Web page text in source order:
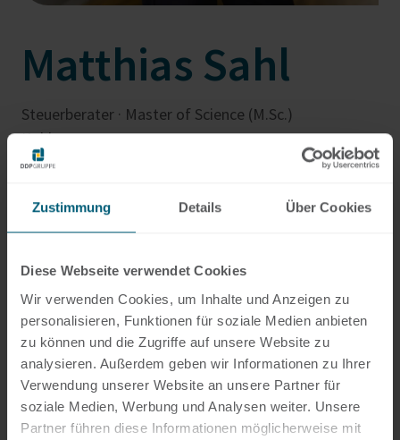
Zustimmung Details Über Cookies
Diese Webseite verwendet Cookies
Wir verwenden Cookies, um Inhalte und Anzeigen zu
personalisieren, Funktionen für soziale Medien anbieten
zu können und die Zugriffe auf unsere Website zu
analysieren. Außerdem geben wir Informationen zu Ihrer
Verwendung unserer Website an unsere Partner für
soziale Medien, Werbung und Analysen weiter. Unsere
Partner führen diese Informationen möglicherweise mit
Matthias Sahl
Steuerberater · Master of Science (M.Sc.)
Koblenz
matthias.sahl@hlb-ddp.de
Fachliche Schwerpunkte:
Pflichtprüfung/freiwillige Prüfung
Jahresabschlussprüfung
Konzernabschlussprüfung
Prüferische Durchsichten